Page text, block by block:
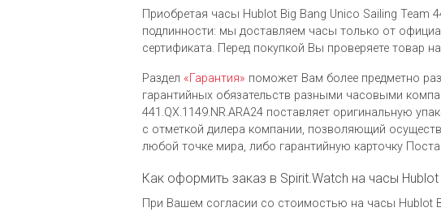
Приобретая часы Hublot Big Bang Unico Sailing Team
подлинности: мы доставляем часы только от
сертификата. Перед покупкой Вы проверяете товар
Раздел «Гарантия» поможет Вам более предметно
гарантийных обязательств разными часовыми
441.QX.1149.NR.ARA24 поставляет оригинальную
c отметкой дилера компании, позволяющий
любой точке мира, либо гарантийную карточку
Как оформить заказ в Spirit.Watch на часы
При Вашем согласии со стоимостью на часы Hublot